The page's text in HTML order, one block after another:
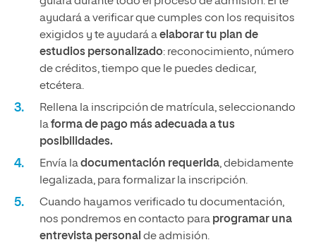
ayudará a verificar que cumples con los requisitos
exigidos y te ayudará aelaborar tu plan de
estudios personalizado: reconocimiento, número
de créditos, tiempo que le puedes dedicar,
etcétera.
Rellena la inscripción de matrícula, seleccionando
laforma de pago más adecuada a tus
posibilidades.
Envía ladocumentación requerida, debidamente
legalizada, para formalizar la inscripción.
Cuando hayamos verificado tu documentación,
nos pondremos en contacto para programar una
entrevista personal de admisión.